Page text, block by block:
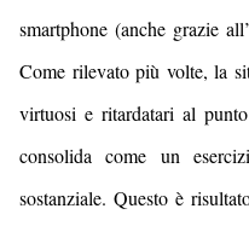
smartphone (anche grazie
Come rilevato più volte, la
virtuosi e ritardatari al punto
consolida come un
sostanziale.Questo è